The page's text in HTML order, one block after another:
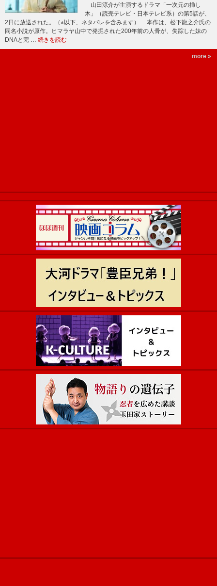
山田涼介が主演するドラマ「一次元の挿し
木」（読売テレビ・日本テレビ系）の第5話が、
2日に放送された。（※以下、ネタバレを含みます） 本作は、松下龍之介氏の
同名小説が原作。ヒマラヤ山中で発掘された200年前の人骨が、失踪した妹の
DNAと完 … 続きを読む
more »